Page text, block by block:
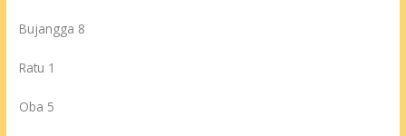
Bujangga 8
Ratu 1
Oba 5